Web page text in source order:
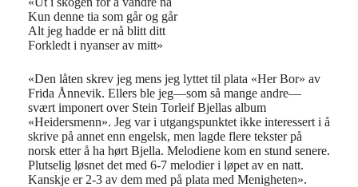
Kun denne tia som går og går
Alt jeg hadde er nå blitt ditt
Forkledt i nyanser av mitt»
«Den låten skrev jeg mens jeg lyttet til plata «Her Bor» av
Frida Ånnevik. Ellers ble jeg—som så mange andre—
svært imponert over Stein Torleif Bjellas album
«Heidersmenn». Jeg var i utgangspunktet ikke interessert i å
skrive på annet enn engelsk, men lagde flere tekster på
norsk etter å ha hørt Bjella. Melodiene kom en stund senere.
Plutselig løsnet det med 6-7 melodier i løpet av en natt.
Kanskje er 2-3 av dem med på plata med Menigheten».